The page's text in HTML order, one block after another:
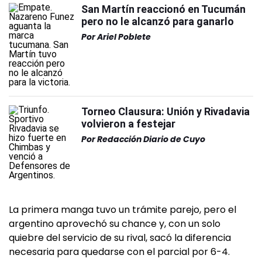
San Martín reaccionó en Tucumán
pero no le alcanzó para ganarlo
PorAriel Poblete
Torneo Clausura: Unión y Rivadavia
volvieron a festejar
PorRedacción Diario de Cuyo
La primera manga tuvo un trámite parejo, pero el
argentino aprovechó su chance y, con un solo
quiebre del servicio de su rival, sacó la diferencia
necesaria para quedarse con el parcial por 6-4.